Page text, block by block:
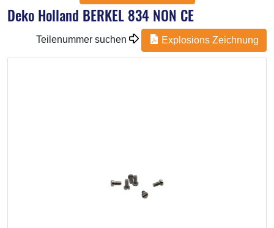
Deko Holland BERKEL 834 NON CE
Teilenummer suchen Explosions Zeichnung